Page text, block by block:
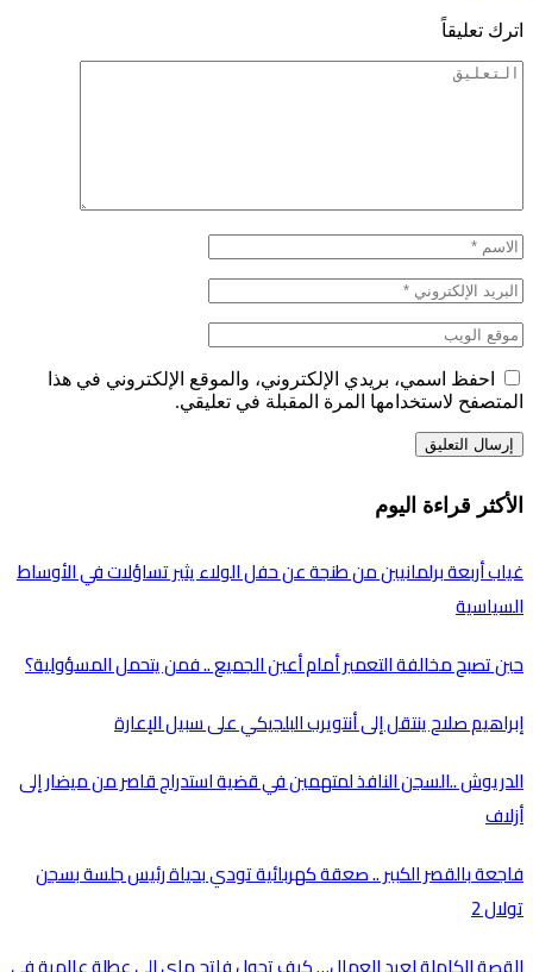
اترك تعليقاً
احفظ اسمي، بريدي الإلكتروني، والموقع الإلكتروني في هذا
المتصفح لاستخدامها المرة المقبلة في تعليقي.
الأكثر قراءة اليوم
غياب أربعة برلمانيين من طنجة عن حفل الولاء يثير تساؤلات في الأوساط
السياسية
حين تصبح مخالفة التعمير أمام أعين الجميع .. فمن يتحمل المسؤولية؟
إبراهيم صلاح ينتقل إلى أنتويرب البلجيكي على سبيل الإعارة
الدريوش ..السجن النافذ لمتهمين في قضية استدراج قاصر من ميضار إلى
أزلاف
فاجعة بالقصر الكبير .. صعقة كهربائية تودي بحياة رئيس جلسة بسجن
تولال 2